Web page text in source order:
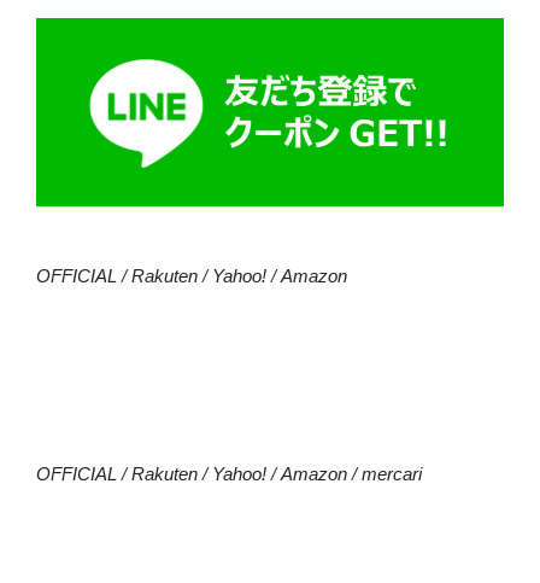
OFFICIAL/Rakuten/Yahoo!/Amazon
OFFICIAL /Rakuten/Yahoo!/Amazon/mercari